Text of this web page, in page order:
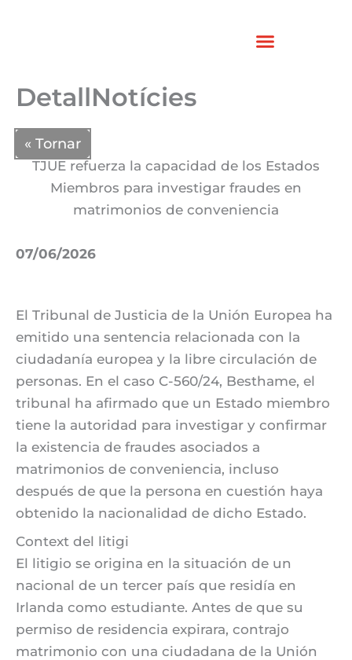
DetallNotícies
« Tornar
TJUE refuerza la capacidad de los Estados
Miembros para investigar fraudes en
matrimonios de conveniencia
07/06/2026
El Tribunal de Justicia de la Unión Europea ha
emitido una sentencia relacionada con la
ciudadanía europea y la libre circulación de
personas. En el caso C-560/24, Besthame, el
tribunal ha afirmado que un Estado miembro
tiene la autoridad para investigar y confirmar
la existencia de fraudes asociados a
matrimonios de conveniencia, incluso
después de que la persona en cuestión haya
obtenido la nacionalidad de dicho Estado.
Context del litigi
El litigio se origina en la situación de un
nacional de un tercer país que residía en
Irlanda como estudiante. Antes de que su
permiso de residencia expirara, contrajo
matrimonio con una ciudadana de la Unión